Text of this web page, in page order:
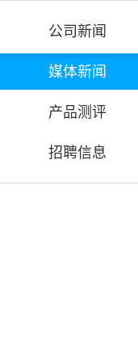
公司新闻
媒体新闻
产品测评
招聘信息